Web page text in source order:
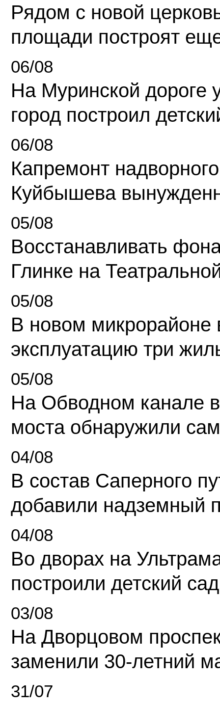
Рядом с новой
площади построят
06/08
На Муринской дороге
город построил
06/08
Капремонт
Куйбышева
05/08
Восстанавливать
Глинке на
05/08
В новом микрорайоне
эксплуатацию три
05/08
На Обводном канале
моста обнаружили
04/08
В состав Саперного
добавили надземный
04/08
Во дворах на
построили детский сад
03/08
На Дворцовом
заменили 30-летний
31/07